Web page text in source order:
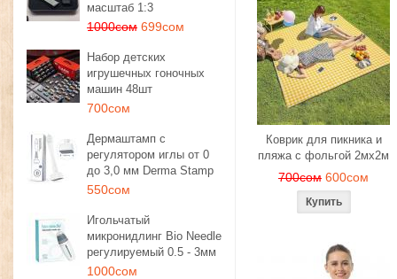
масштаб 1:3
1000сом 699сом
Набор детских
игрушечных гоночных
машин 48шт
700сом
Дермаштамп с
регулятором иглы от 0
до 3,0 мм Derma Stamp
550сом
Игольчатый
микронидлинг Bio Needle
регулируемый 0.5 - 3мм
1000сом
Коврик для пикника и
пляжа с фольгой 2мх2м
700сом 600сом